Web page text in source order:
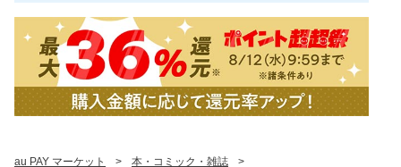
au PAY マーケット > 本・コミック・雑誌
>